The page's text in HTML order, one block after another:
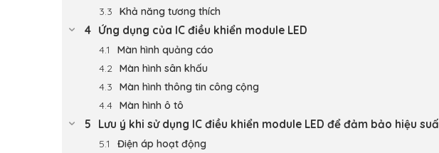
Khả năng tương thích
Ứng dụng của IC điều khiển module LED
Màn hình quảng cáo
Màn hình sân khấu
Màn hình thông tin công cộng
Màn hình ô tô
Lưu ý khi sử dụng IC điều khiển module LED để đảm bảo hiệu
Điện áp hoạt động